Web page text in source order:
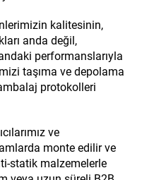
kalitesinin,
anda değil,
performanslarıyla
taşıma ve depolama
protokolleri
ve
monte edilir ve
statik malzemelerle